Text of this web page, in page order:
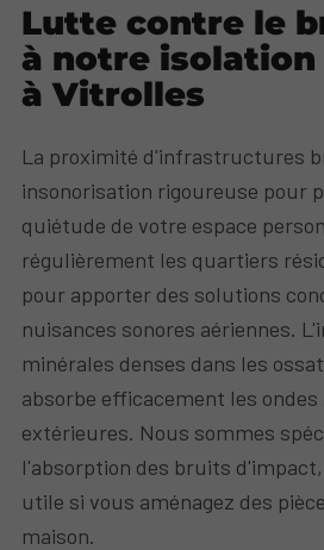
Lutte contre le
à notre
à Vitrolles
La proximité d'infrastructures
insonorisation rigoureuse pour
quiétude de votre espace
régulièrement les quartiers
pour apporter des solutions
nuisances sonores aériennes.
minérales denses dans les
absorbe efficacement les
extérieures. Nous sommes
l'absorption des bruits
utile si vous aménagez des
maison.